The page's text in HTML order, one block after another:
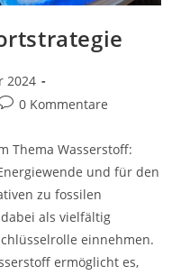
2024
0 Kommentare
Thema Wasserstoff:
und für den
zu fossilen
als vielfältig
einnehmen.
ermöglicht es,